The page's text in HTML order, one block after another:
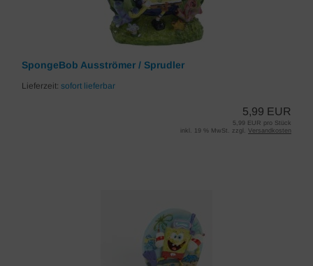
SpongeBob Ausströmer / Sprudler
Lieferzeit: sofort lieferbar
5,99 EUR
5,99 EUR pro Stück
inkl. 19 % MwSt. zzgl. Versandkosten